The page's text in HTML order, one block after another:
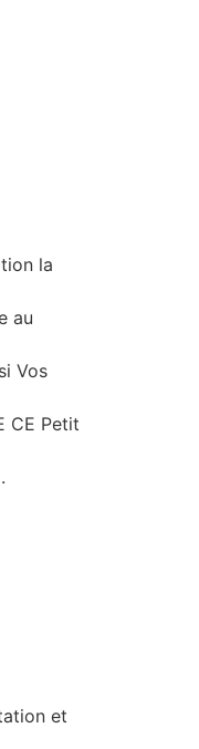
la
au
Vos
CE Petit
et